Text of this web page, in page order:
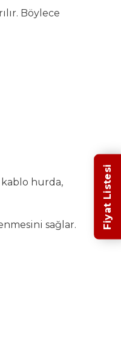
Böylece
hurda,
sağlar.
Fiyat Listesi